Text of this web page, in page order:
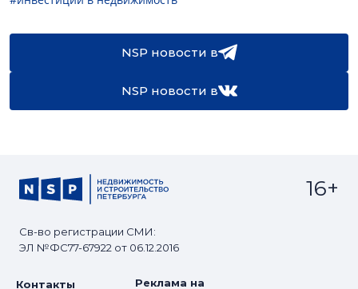
NSP новости в
NSP новости в
Св-во регистрации СМИ:
ЭЛ №ФС77-67922 от 06.12.2016
16+
Контакты Реклама на